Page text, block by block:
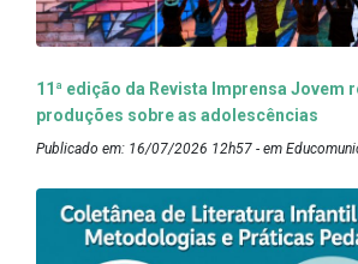
11ª edição da Revista Imprensa Jovem
produções sobre as adolescências
Publicado em: 16/07/2026 12h57 - em